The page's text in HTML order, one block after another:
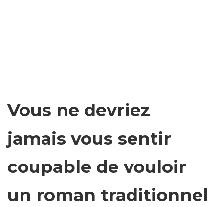
Vous ne devriez
jamais vous sentir
coupable de vouloir
un roman traditionnel